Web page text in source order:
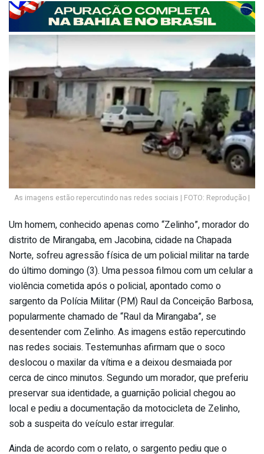
As imagens estão repercutindo nas redes sociais | FOTO: Reprodução |
Um homem, conhecido apenas como “Zelinho”, morador do
distrito de Mirangaba, em Jacobina, cidade na Chapada
Norte, sofreu agressão física de um policial militar na tarde
do último domingo (3). Uma pessoa filmou com um celular a
violência cometida após o policial, apontado como o
sargento da Polícia Militar (PM) Raul da Conceição Barbosa,
popularmente chamado de “Raul da Mirangaba”, se
desentender com Zelinho. As imagens estão repercutindo
nas redes sociais. Testemunhas afirmam que o soco
deslocou o maxilar da vítima e a deixou desmaiada por
cerca de cinco minutos. Segundo um morador, que preferiu
preservar sua identidade, a guarnição policial chegou ao
local e pediu a documentação da motocicleta de Zelinho,
sob a suspeita do veículo estar irregular.
Ainda de acordo com o relato, o sargento pediu que o